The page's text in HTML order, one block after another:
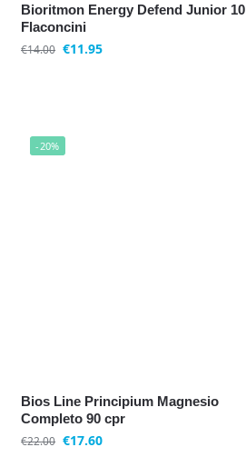
Bioritmon Energy Defend Junior 10
Flaconcini
€14.00 €11.95
-20%
Bios Line Principium Magnesio
Completo 90 cpr
€22.00 €17.60